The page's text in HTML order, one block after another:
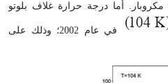
µbar)، وفي عام 2002 بقرابة 10 مكروبار. أما درجة حرارة غلاف بلوتو
في عام 2002؛ وذلك على